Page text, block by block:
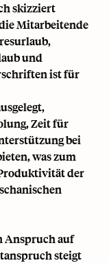
skizziert
Mitarbeitende
und
ist für
Zeit für
bei
was zum
der
Anspruch auf
steigt